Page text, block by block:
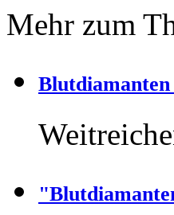
Mehr zum
Blutdiamanten